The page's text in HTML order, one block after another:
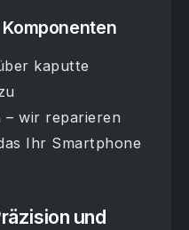
kaputte
– wir reparieren
Ihr Smartphone
und